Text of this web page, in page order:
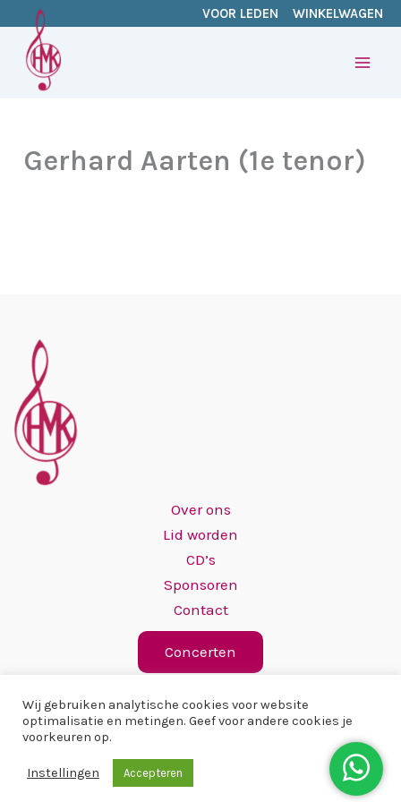
inhoud
VOOR LEDEN WINKELWAGEN
Gerhard Aarten (1e tenor)
Over ons
Lid worden
CD’s
Sponsoren
Contact
Concerten
Copyright © 2026 Hervormd Mannenkoor
IJsselmuiden/Grafhorst
Wij gebruiken analytische cookies voor website
optimalisatie en metingen. Geef voor andere cookies je
voorkeuren op.
Instellingen Accepteren